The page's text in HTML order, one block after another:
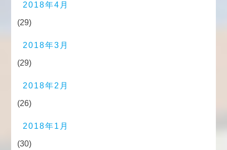
2018年4月
(29)
2018年3月
(29)
2018年2月
(26)
2018年1月
(30)